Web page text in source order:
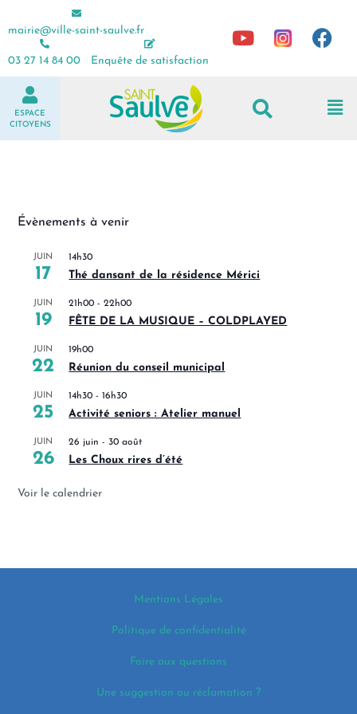
mairie@ville-saint-saulve.fr
03 27 14 84 00 Enquête de satisfaction
ESPACE
CITOYENS
Évènements à venir
JUIN
17
14h30
Thé dansant de la résidence Mérici
JUIN
19
21h00 -22h00
FÊTE DE LA MUSIQUE – COLDPLAYED
JUIN
22
19h00
Réunion du conseil municipal
JUIN
25
14h30 -16h30
Activité seniors : Atelier manuel
JUIN
26
26 juin -30 août
Les Choux rires d’été
Voir le calendrier
Mentions Légales
Politique de confidentialité
Foire aux questions
Une suggestion ou réclamation ?